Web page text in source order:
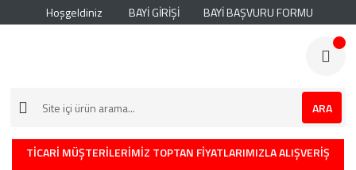
Hoşgeldiniz BAYİ GİRİŞİ BAYİ BAŞVURU FORMU
ARA
TİCARİ MÜŞTERİLERİMİZ TOPTAN FİYATLARIMIZLA ALIŞVERİŞ